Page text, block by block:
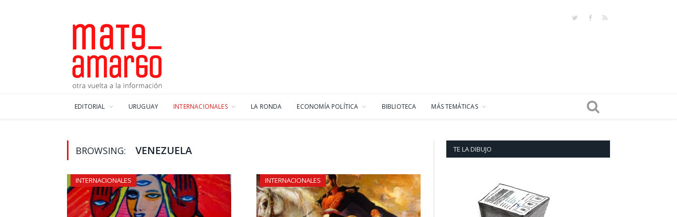
TwitterFacebook
RSS
EDITORIAL URUGUAY INTERNACIONALES LA RONDA ECONOMÍA POLÍTICA BIBLIOTECA MÁS TEMÁTICAS
BROWSING: VENEZUELA
INTERNACIONALES INTERNACIONALES
TE LA DIBUJO